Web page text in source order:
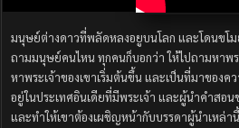
มนุษย์ต่างดาวที่พลัดหลงอยูบนโลก และโดนขโม
ถามมนุษย์คนไหน ทุกคนก็บอกว่า ให้ไปถามหาพ
หาพระเจ้าของเขาเริ่มต้นขึ้น และเป็นที่มาของค
อยู่ในประเทศอินเดียที่มีพระเจ้า และผู้นำคำสอน
และทำให้เขาต้องเผชิญหน้ากับบรรดาผู้นำเหล่า